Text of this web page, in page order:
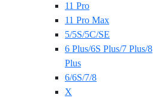
11 Pro
11 Pro Max
5/5S/5C/SE
6 Plus/6S Plus/7 Plus/8
Plus
6/6S/7/8
X